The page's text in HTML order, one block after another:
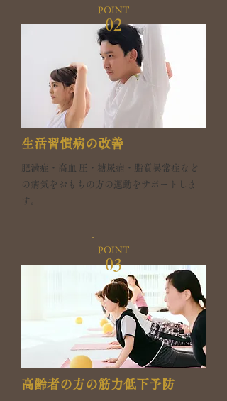
POINT
02
生活習慣病の改善
肥満症・高血 圧・糖尿病・脂質異常症など
の病気をおもちの方の運動をサポートしま
す。
POINT
03
高齢者の方の筋力低下予防